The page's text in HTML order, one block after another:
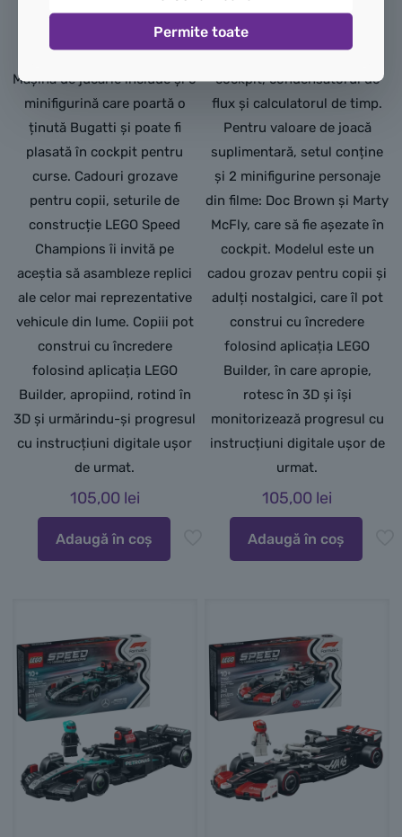
anvelope late imprimate cu
Mașina de jucărie include și o
minifigurină care poartă o
ținută Bugatti și poate fi
plasată în cockpit pentru
curse. Cadouri grozave
pentru copii, seturile de
construcție LEGO Speed
Champions îi invită pe
aceștia să asambleze replici
ale celor mai reprezentative
vehicule din lume. Copiii pot
construi cu încredere
folosind aplicația LEGO
Builder, apropiind, rotind în
3D și urmărindu-și progresul
cu instrucțiuni digitale ușor
de urmat.
105,00 lei
Adaugă în coș
Ambele versiuni includ guri
de ventilație în spate, un
cockpit, condensatorul de
flux și calculatorul de timp.
Pentru valoare de joacă
suplimentară, setul conține
și 2 minifigurine personaje
din filme: Doc Brown și Marty
McFly, care să fie așezate în
cockpit. Modelul este un
cadou grozav pentru copii și
adulți nostalgici, care îl pot
construi cu încredere
folosind aplicația LEGO
Builder, în care apropie,
rotesc în 3D și își
monitorizează progresul cu
instrucțiuni digitale ușor de
urmat.
105,00 lei
Adaugă în coș
Permite toate